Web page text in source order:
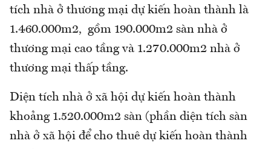
tích nhà ở thương mại dự kiến hoàn thành là
1.460.000m2, gồm 190.000m2 sàn nhà ở
thương mại cao tầng và 1.270.000m2 nhà ở
thương mại thấp tầng.
Diện tích nhà ở xã hội dự kiến hoàn thành
khoảng 1.520.000m2 sàn (phần diện tích sàn
nhà ở xã hội để cho thuê dự kiến hoàn thành